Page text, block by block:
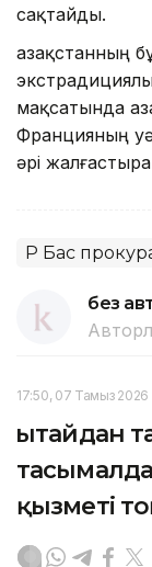
сақтайды.
Қазақстанның
мақсатында
Францияның
әрі
ҚР Бас
без
17:50, 07 Тамыз 2026
Қытайдан
қызметі